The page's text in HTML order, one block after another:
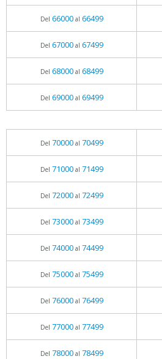
Del 66000al 66499
Del 67000al 67499
Del 68000al 68499
Del 69000al 69499
Del 70000al 70499
Del 71000al 71499
Del 72000al 72499
Del 73000al 73499
Del 74000al 74499
Del 75000al 75499
Del 76000al 76499
Del 77000al 77499
Del 78000al 78499